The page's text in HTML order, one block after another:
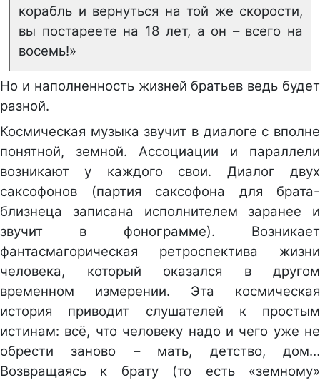
корабль и вернуться на той же скорости,
вы постареете на 18 лет, а он – всего на
восемь!»
Но и наполненность жизней братьев ведь будет
разной.
Космическая музыка звучит в диалоге с вполне
понятной, земной. Ассоциации и параллели
возникают у каждого свои. Диалог двух
саксофонов (партия саксофона для брата-
близнеца записана исполнителем заранее и
звучит в фонограмме). Возникает
фантасмагорическая ретроспектива жизни
человека, который оказался в другом
временном измерении. Эта космическая
история приводит слушателей к простым
истинам: всё, что человеку надо и чего уже не
обрести заново – мать, детство, дом…
Возвращаясь к брату (то есть «земному»